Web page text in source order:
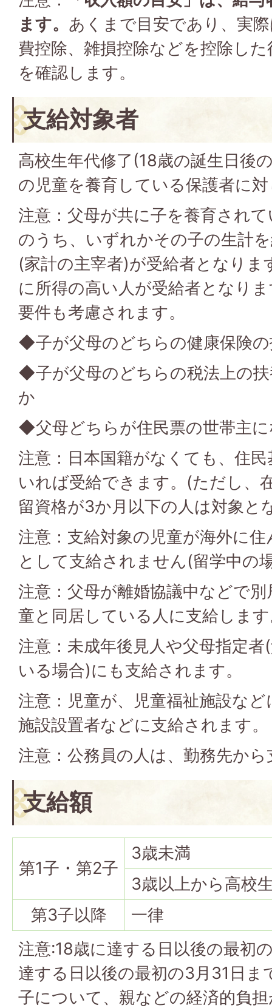
ます。 あくまで目安であり、実
費控除、雑損控除などを控除し
を確認します。
支給対象者
高校生年代修了(18歳の誕生日後
の児童を養育している保護者に
注意：父母が共に子を養育され
のうち、いずれかその子の生計
(家計の主宰者)が受給者となりま
に所得の高い人が受給者となり
要件も考慮されます。
◆子が父母のどちらの健康保険
◆子が父母のどちらの税法上の
か
◆父母どちらが住民票の世帯主
注意：日本国籍がなくても、住
いれば受給できます。(ただし、
留資格が3か月以下の人は対象と
注意：支給対象の児童が海外に
として支給されません(留学中の
注意：父母が離婚協議中などで
童と同居している人に支給しま
注意：未成年後見人や父母指定
いる場合)にも支給されます。
注意：児童が、児童福祉施設な
施設設置者などに支給されます。
注意：公務員の人は、勤務先か
支給額
第1子・第2子
3歳未満
3歳以上から高校
第3子以降
一律
注意:18歳に達する日以後の最初
達する日以後の最初の3月31日ま
子について、親などの経済的負